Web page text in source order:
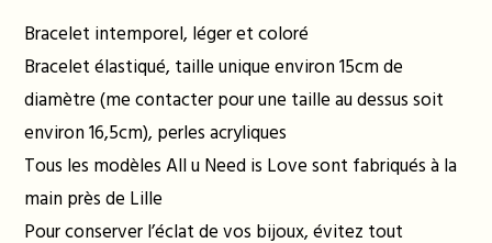
Bracelet intemporel, léger et coloré
Bracelet élastiqué, taille unique environ 15cm de
diamètre (me contacter pour une taille au dessus soit
environ 16,5cm), perles acryliques
Tous les modèles All u Need is Love sont fabriqués à la
main près de Lille
Pour conserver l’éclat de vos bijoux, évitez tout